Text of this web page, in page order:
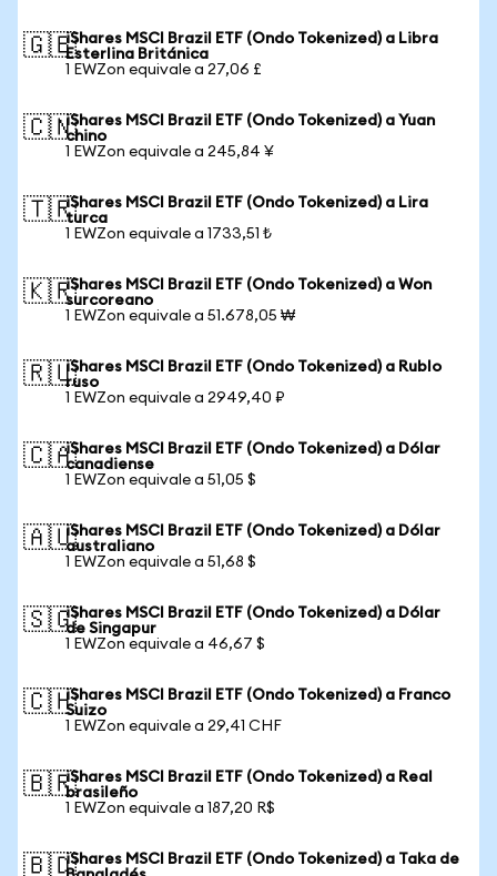
🇬🇧iShares MSCI Brazil ETF (Ondo Tokenized) a Libra
Esterlina Británica
1 EWZon equivale a 27,06 £
🇨🇳iShares MSCI Brazil ETF (Ondo Tokenized) a Yuan
chino
1 EWZon equivale a 245,84 ¥
🇹🇷iShares MSCI Brazil ETF (Ondo Tokenized) a Lira
turca
1 EWZon equivale a 1733,51 ₺
🇰🇷iShares MSCI Brazil ETF (Ondo Tokenized) a Won
surcoreano
1 EWZon equivale a 51.678,05 ₩
🇷🇺iShares MSCI Brazil ETF (Ondo Tokenized) a Rublo
ruso
1 EWZon equivale a 2949,40 ₽
🇨🇦iShares MSCI Brazil ETF (Ondo Tokenized) a Dólar
canadiense
1 EWZon equivale a 51,05 $
🇦🇺iShares MSCI Brazil ETF (Ondo Tokenized) a Dólar
australiano
1 EWZon equivale a 51,68 $
🇸🇬iShares MSCI Brazil ETF (Ondo Tokenized) a Dólar
de Singapur
1 EWZon equivale a 46,67 $
🇨🇭iShares MSCI Brazil ETF (Ondo Tokenized) a Franco
Suizo
1 EWZon equivale a 29,41 CHF
🇧🇷iShares MSCI Brazil ETF (Ondo Tokenized) a Real
brasileño
1 EWZon equivale a 187,20 R$
🇧🇩iShares MSCI Brazil ETF (Ondo Tokenized) a Taka de